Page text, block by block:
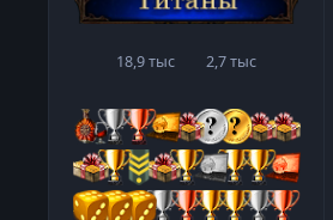
18,9 тыссообщения2,7 тысРепутация